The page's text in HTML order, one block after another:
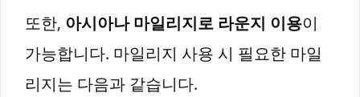
또한, 아시아나 마일리지로 라운지 이용이
가능합니다. 마일리지 사용 시 필요한 마일
리지는 다음과 같습니다.